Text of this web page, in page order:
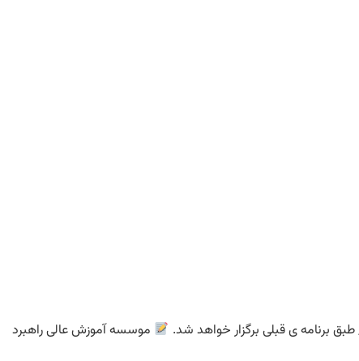
موسسه آموزش عالی راهبرد